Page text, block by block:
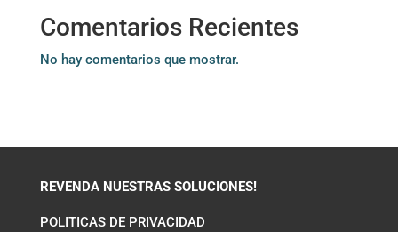
Comentarios Recientes
No hay comentarios que mostrar.
REVENDA NUESTRAS SOLUCIONES!
POLITICAS DE PRIVACIDAD